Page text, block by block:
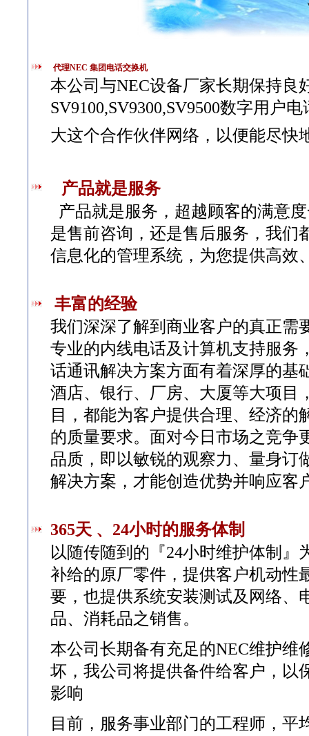
代理NEC 集团电话交换机
本公司与NEC设备厂家长期保持良
SV9100,SV9300,SV9500数字用户
大这个合作伙伴网络，以便能尽快
产品就是服务
产品就是服务，超越顾客的满意
是售前咨询，还是售后服务，我们
信息化的管理系统，为您提供高效
丰富的经验
我们深深了解到商业客户的真正需
专业的内线电话及计算机支持服务
话通讯解决方案方面有着深厚的基
酒店、银行、厂房、大厦等大项目
目，都能为客户提供合理、经济
的质量要求。面对今日市场之竞争
品质，即以敏锐的观察力、量身订
解决方案，才能创造优势并响应客
365天 、24小时的服务体制
以随传随到的『24小时维护体制
补给的原厂零件，提供客户机动性
要，也提供系统安装测试及网络、
品、消耗品之销售。
本公司长期备有充足的NEC维护维
坏，我公司将提供备件给客户，以
影响
目前，服务事业部门的工程师，平